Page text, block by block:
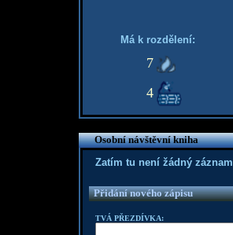
Má k rozdělení:
7
4
Osobní návštěvní kniha
Zatím tu není žádný záznam
Přidání nového zápisu
TVÁ PŘEZDÍVKA: